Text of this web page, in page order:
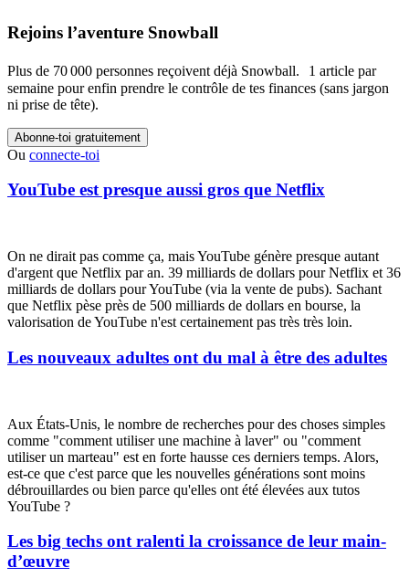
Rejoins l’aventure Snowball
Plus de 70 000 personnes reçoivent déjà Snowball. 1 article par
semaine pour enfin prendre le contrôle de tes finances (sans jargon
ni prise de tête).
Abonne-toi gratuitement
Ou connecte-toi
YouTube est presque aussi gros que Netflix
On ne dirait pas comme ça, mais YouTube génère presque autant
d'argent que Netflix par an. 39 milliards de dollars pour Netflix et 36
milliards de dollars pour YouTube (via la vente de pubs). Sachant
que Netflix pèse près de 500 milliards de dollars en bourse, la
valorisation de YouTube n'est certainement pas très très loin.
Les nouveaux adultes ont du mal à être des adultes
Aux États-Unis, le nombre de recherches pour des choses simples
comme "comment utiliser une machine à laver" ou "comment
utiliser un marteau" est en forte hausse ces derniers temps. Alors,
est-ce que c'est parce que les nouvelles générations sont moins
débrouillardes ou bien parce qu'elles ont été élevées aux tutos
YouTube ?
Les big techs ont ralenti la croissance de leur main-
d’œuvre